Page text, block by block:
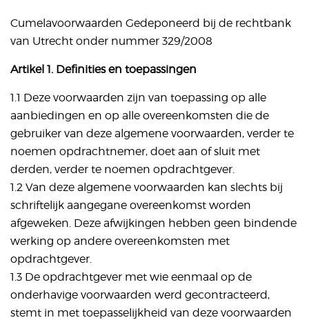
Cumelavoorwaarden Gedeponeerd bij de rechtbank
van Utrecht onder nummer 329/2008
Artikel 1. Definities en toepassingen
1.1 Deze voorwaarden zijn van toepassing op alle
aanbiedingen en op alle overeenkomsten die de
gebruiker van deze algemene voorwaarden, verder te
noemen opdrachtnemer, doet aan of sluit met
derden, verder te noemen opdrachtgever.
1.2 Van deze algemene voorwaarden kan slechts bij
schriftelijk aangegane overeenkomst worden
afgeweken. Deze afwijkingen hebben geen bindende
werking op andere overeenkomsten met
opdrachtgever.
1.3 De opdrachtgever met wie eenmaal op de
onderhavige voorwaarden werd gecontracteerd,
stemt in met toepasselijkheid van deze voorwaarden